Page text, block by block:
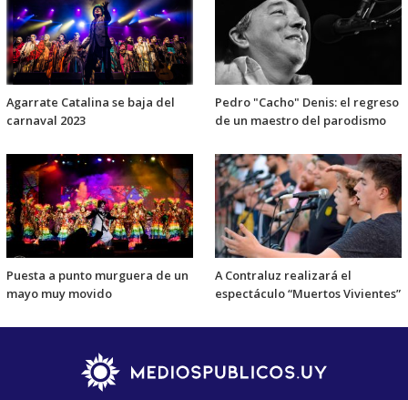
Agarrate Catalina se baja del
carnaval 2023
Pedro "Cacho" Denis: el regreso
de un maestro del parodismo
Puesta a punto murguera de un
mayo muy movido
A Contraluz realizará el
espectáculo “Muertos Vivientes”